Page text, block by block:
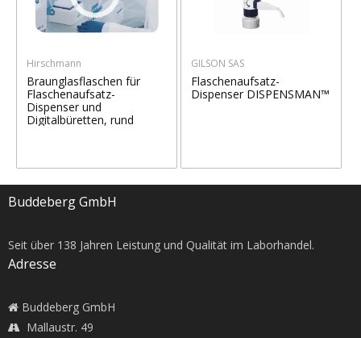
Hirschmann
Braunglasflaschen für
Flaschenaufsatz-
Dispenser und
Digitalbüretten, rund
GILSON SAS
Flaschenaufsatz-
Dispenser DISPENSMAN™
Buddeberg GmbH
Seit über 138 Jahren Leistung und Qualität im Laborhandel.
Adresse
Buddeberg GmbH
Mallaustr. 49